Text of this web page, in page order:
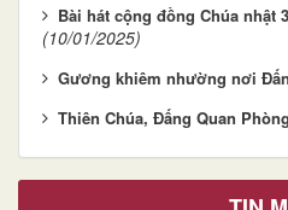
Bài hát cộng đồng Chúa nhật
(10/01/2025)
Gương khiêm nhường nơi
Thiên Chúa, Đấng Quan